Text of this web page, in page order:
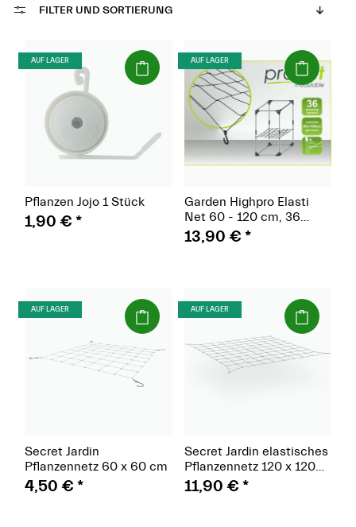
FILTER UND SORTIERUNG
AUF LAGER (Paket)
Pflanzen Jojo 1 Stück
1,90 € *
AUF LAGER (Paket)
Garden Highpro Elasti
Net 60 - 120 cm, 36
Netzfelder
13,90 € *
AUF LAGER (Paket)
Secret Jardin
Pflanzennetz 60 x 60 cm
4,50 € *
AUF LAGER (Paket)
Secret Jardin elastisches
Pflanzennetz 120 x 120
cm
11,90 € *